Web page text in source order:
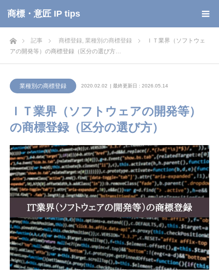
商標・意匠 IP tips
ホーム記事 商標登録, 業種別の商標登録
ＩＴ業界（ソフトウェ
アの開発等）の商標登録（区分の選び方…
業種別の商標登録 2020.02.02 | 最終更新日 : 2026.05.14
ＩＴ業界（ソフトウェアの開発等）
の商標登録（区分の選び方）